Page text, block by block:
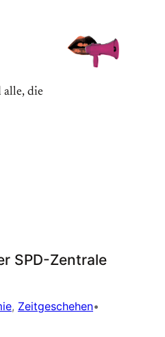
alle, die
SPD-Zentrale
, Zeitgeschehen•